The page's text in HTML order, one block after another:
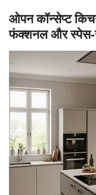
ओपन कॉन्सेप्ट
फंक्शनल और स्पेस-